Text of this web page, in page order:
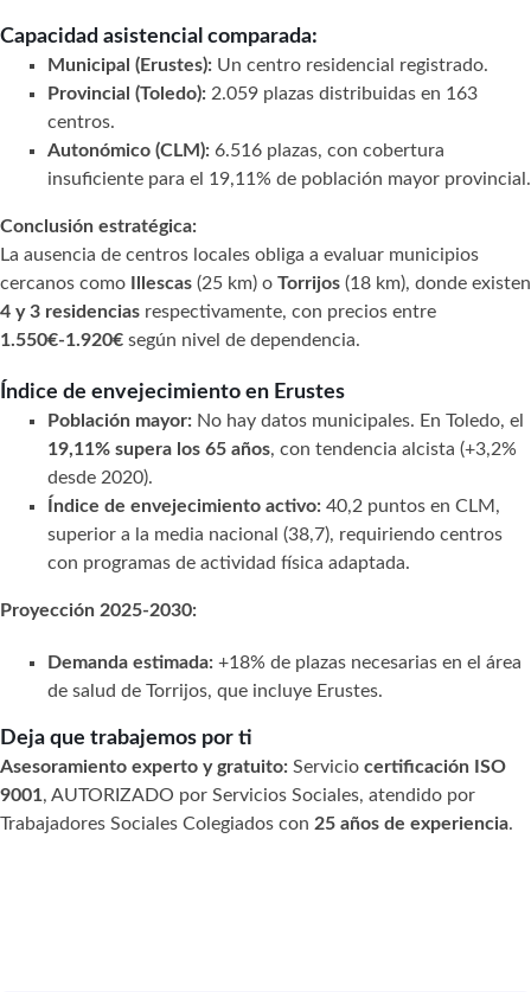
Capacidad asistencial comparada:
Municipal (Erustes): Un centro residencial registrado.
Provincial (Toledo): 2.059 plazas distribuidas en 163
centros.
Autonómico (CLM): 6.516 plazas, con cobertura
insuficiente para el 19,11% de población mayor provincial.
Conclusión estratégica:
La ausencia de centros locales obliga a evaluar municipios
cercanos como
Illescas (25 km) o Torrijos (18 km), donde existen
4 y 3 residencias respectivamente, con precios entre
1.550€-1.920€ según nivel de dependencia.
Índice de envejecimiento en Erustes
Población mayor: No hay datos municipales. En Toledo, el
19,11% supera los 65 años, con tendencia alcista (+3,2%
desde 2020).
Índice de envejecimiento activo: 40,2 puntos en CLM,
superior a la media nacional (38,7), requiriendo centros
con programas de actividad física adaptada.
Proyección 2025-2030:
Demanda estimada: +18% de plazas necesarias en el área
de salud de Torrijos, que incluye Erustes.
Deja que trabajemos por ti
Asesoramiento experto y gratuito: Servicio certificación ISO
9001, AUTORIZADO por Servicios Sociales, atendido por
Trabajadores Sociales Colegiados con 25 años de experiencia.